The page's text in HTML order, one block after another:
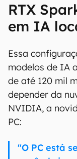
RTX
em IA
Essa
modelos de IA
de até 120 mil
depender da
NVIDIA, a
PC:
"O PC está